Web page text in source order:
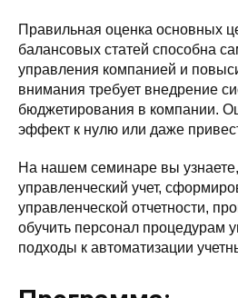
Правильная оценка основных
балансовых статей способна
управления компанией и
внимания требует внедрение
бюджетирования в компании.
эффект к нулю или даже
На нашем семинаре вы
управленческий учет,
управленческой отчетности,
обучить персонал процедурам
подходы к автоматизации